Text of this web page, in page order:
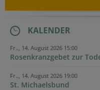
KALENDER
Fr.., 14. August 2026 15:00
Rosenkranzgebet zur
Fr.., 14. August 2026 19:00
St. Michaelsbund